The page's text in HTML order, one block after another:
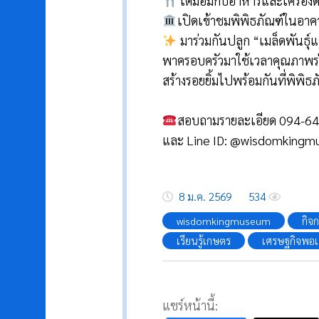
เปิดเข้าชมพิพิธภัณฑ์​ในอา
มาร่วมกันปลูก “เมล็ดพันธุ์แ
พาครอบครัวมาใช้เวลาคุณภา
สร้างรอยยิ้มไปพร้อมกันที่พิพิ
สอบถามรายละเอียด 094-
และ Line ID:
8 ม.ค. 2569 534
wisdomkingmuseum
กิจ
เรียนรู้เกษตร
เศรษฐกิจพอ
แชร์หน้านี้: